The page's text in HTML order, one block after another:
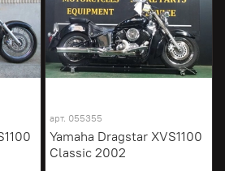
арт. 055355
Yamaha Dragstar XVS1100
Classic 2002